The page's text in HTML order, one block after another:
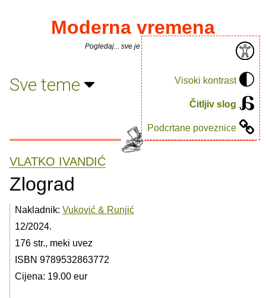
Visoki kontrast
Čitljiv slog
Podcrtane poveznice
Moderna vremena
Pogledaj... sve je puno knjiga.
Sve teme
VLATKO IVANDIĆ
Zlograd
Nakladnik: Vuković & Runjić
12/2024.
176 str., meki uvez
ISBN 9789532863772
Cijena: 19.00 eur